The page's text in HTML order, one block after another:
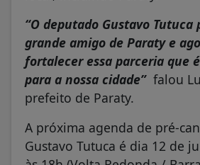
“O deputado Gustavo Tutuca
grande amigo de Paraty e
fortalecer essa parceria que
para a nossa cidade” falou
prefeito de Paraty.
A próxima agenda de pré-
Gustavo Tutuca é dia 12 de
às 18h (Volta Redonda /